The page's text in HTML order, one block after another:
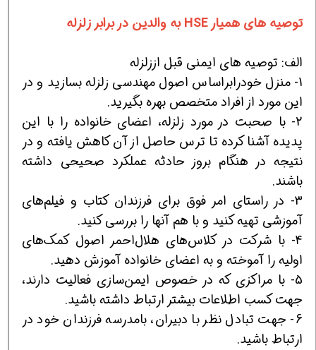
توصیه های همیار HSE به والدین در برابر زلزله
الف: توصيه های ايمنی قبل اززلزله
1- منزل خودرابراساس اصول مهندسی زلزله بسازيد و در
اين مورد از افراد متخصص بهره بگيريد.
2- با صحبت در مورد زلزله، اعضای خانواده را با اين
پديده آشنا کرده تا ترس حاصل از آن کاهش يافته و در
نتيجه در هنگام بروز حادثه عملکرد صحيحی داشته
باشند.
3- در راستای امر فوق برای فرزندان کتاب و فيلم‌های
آموزشی تهيه کنيد و با هم آنها را بررسی کنيد.
4- با شرکت در کلاس‌های هلال‌احمر اصول کمک‌های
اوليه را آموخته و به اعضای خانواده آموزش دهيد.
5- با مراکزی که در خصوص ايمن‌سازی فعاليت دارند،
جهت کسب اطلاعات بيشتر ارتباط داشته باشيد.
6- جهت تبادل نظر با دبيران، بامدرسه فرزندان خود در
ارتباط باشيد.